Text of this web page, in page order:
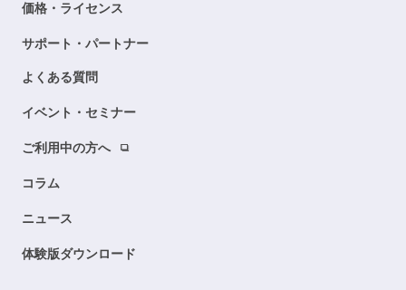
価格・ライセンス
サポート・パートナー
よくある質問
イベント・セミナー
ご利用中の方へ
コラム
ニュース
体験版ダウンロード